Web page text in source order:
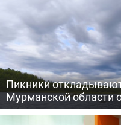
Пикники
Мурманской